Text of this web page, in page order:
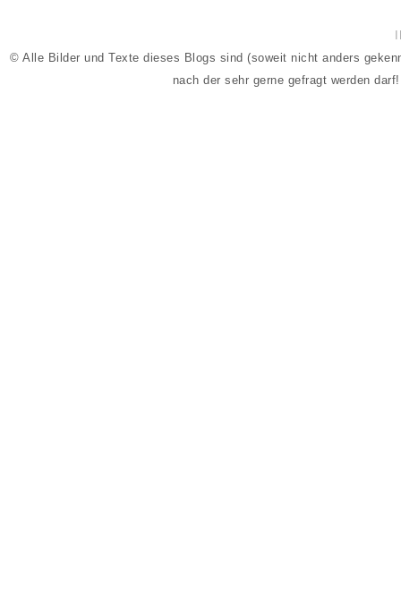
© Alle Bilder und Texte dieses Blogs sind (soweit nicht anders
nach der sehr gerne gefragt werden